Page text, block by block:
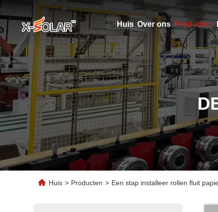
Huis Over ons Producten
Huis > Producten > Een stap installeer rollen fluit